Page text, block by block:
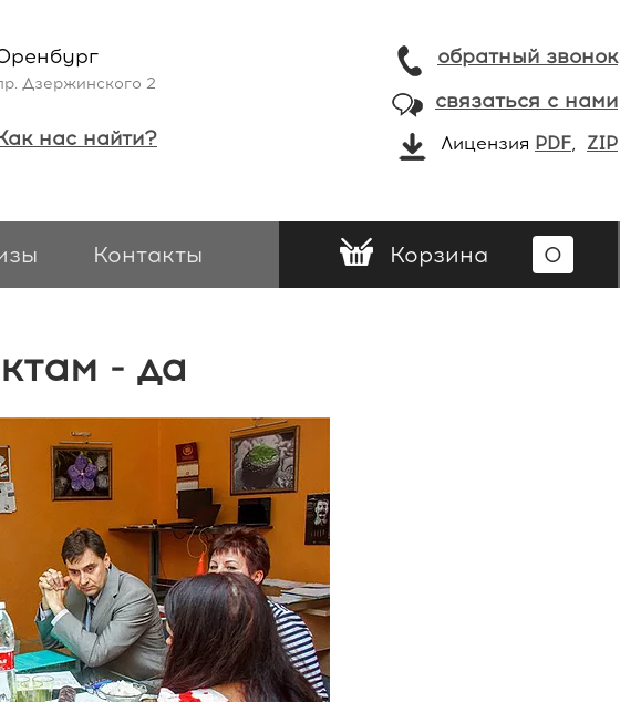
Дзержинского 2
нас найти?
обратный звонок
связаться с нами
Лицензия PDF, ZIP
Контакты Корзина 0
- да